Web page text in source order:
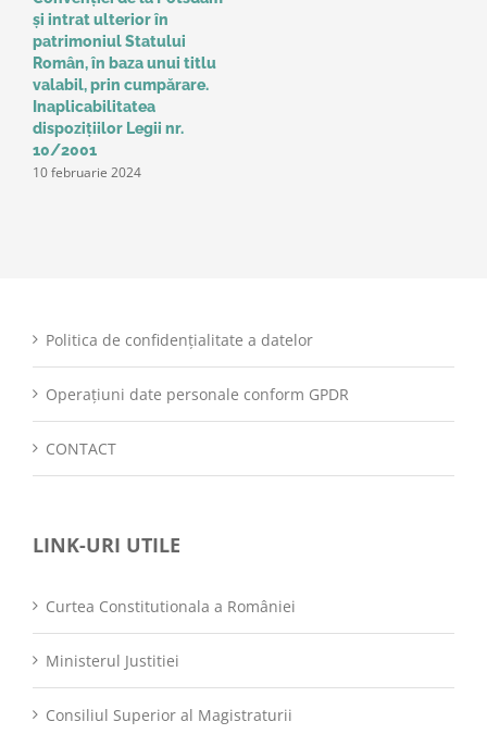
și intrat ulterior în
patrimoniul Statului
Român, în baza unui titlu
valabil, prin cumpărare.
Inaplicabilitatea
dispozițiilor Legii nr.
10/2001
10 februarie 2024
Politica de confidențialitate a datelor
Operațiuni date personale conform GPDR
CONTACT
LINK-URI UTILE
Curtea Constitutionala a României
Ministerul Justitiei
Consiliul Superior al Magistraturii